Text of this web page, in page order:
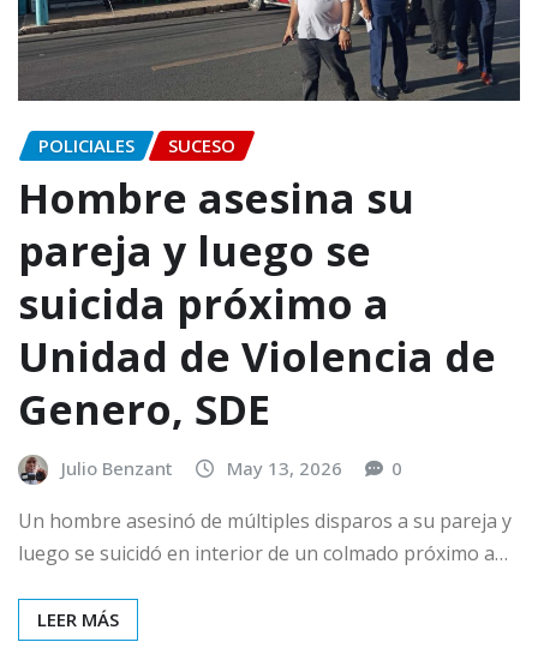
POLICIALES SUCESO
Hombre asesina su
pareja y luego se
suicida próximo a
Unidad de Violencia de
Genero, SDE
Julio Benzant May 13, 2026 0
Un hombre asesinó de múltiples disparos a su pareja y
luego se suicidó en interior de un colmado próximo a…
LEER MÁS